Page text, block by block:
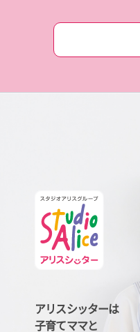
アリスシッターは
子育てママと